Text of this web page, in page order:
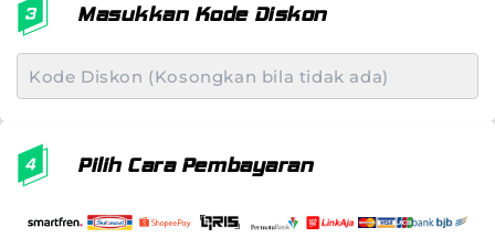
Masukkan Kode Diskon
Pilih Cara Pembayaran